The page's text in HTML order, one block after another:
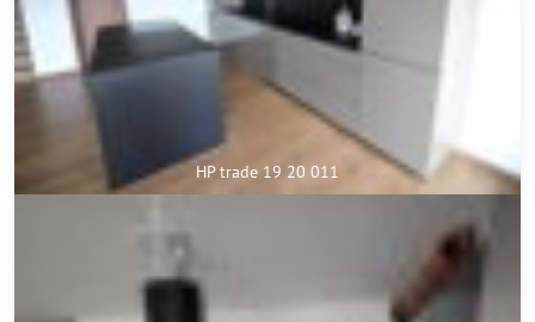
HP trade 19 20 011